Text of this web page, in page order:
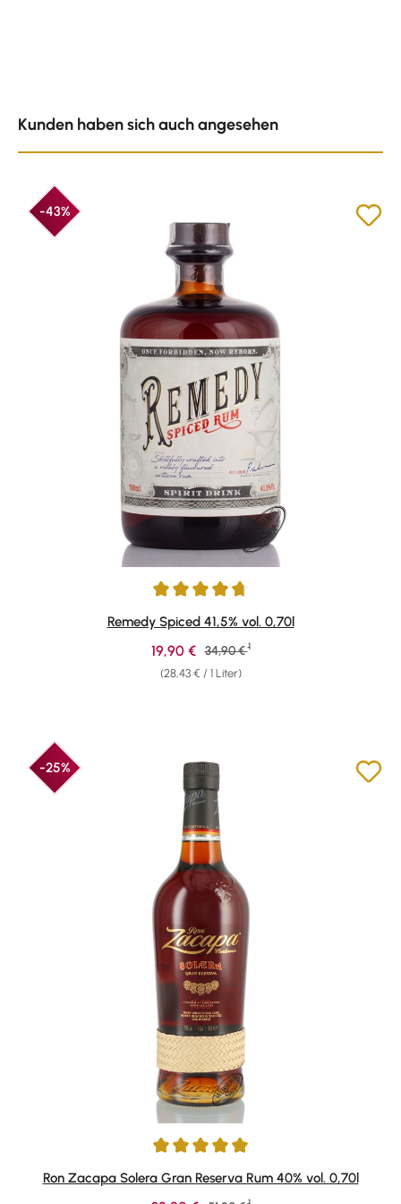
Kunden haben sich auch angesehen
-43%
Durchschnittliche Bewertung von 4.67 von 5 Sternen
Remedy Spiced 41,5% vol. 0,70l
(28,43 € / 1 Liter)
Verkaufspreis:
19,90 € Regulärer Preis:
34,90 € 1
-25%
Durchschnittliche Bewertung von 4.88 von 5 Sternen
Ron Zacapa Solera Gran Reserva Rum 40% vol. 0,70l